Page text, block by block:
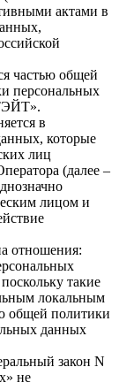
актами в
частью общей
персональных
в
которые
лиц
(далее –
лицом и
отношения:
такие
локальным
общей политики
данных
закон N
не